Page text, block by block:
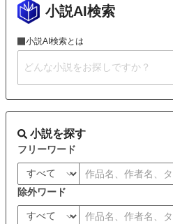
小説AI検索
小説AI検索とは
小説を探す
フリーワード
除外ワード